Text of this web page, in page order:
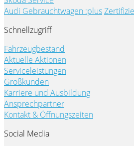
Audi Gebrauchtwagen :plus
Schnellzugriff
Fahrzeugbestand
Aktuelle Aktionen
Serviceleistungen
Großkunden
Karriere und Ausbildung
Ansprechpartner
Kontakt & Öffnungszeiten
Social Media